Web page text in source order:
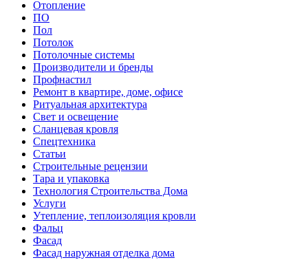
Отопление
ПО
Пол
Потолок
Потолочные системы
Производители и бренды
Профнастил
Ремонт в квартире, доме, офисе
Ритуальная архитектура
Свет и освещение
Сланцевая кровля
Спецтехника
Статьи
Строительные рецензии
Тара и упаковка
Технология Строительства Дома
Услуги
Утепление, теплоизоляция кровли
Фальц
Фасад
Фасад наружная отделка дома